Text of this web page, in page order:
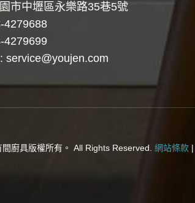
市中壢區永樂路35巷5號
4279688
4279699
service@youjen.com
廚具版權所有。 All Rights Reserved. 網站條款 |